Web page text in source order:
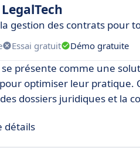
gestion des contrats pour
Essai gratuit Démo gratuite
se présente comme une
optimiser leur
dossiers juridiques et la
détails